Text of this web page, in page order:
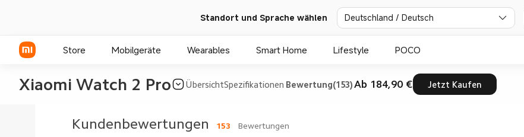
Standort und Sprache wählen Deutschland / Deutsch
Store Mobilgeräte Wearables Smart Home Lifestyle POCO
Xiaomi Watch 2 Pro ÜbersichtSpezifikationen Bewertung(153) Ab 184,90 € Jetzt Kaufen
Kundenbewertungen 153 Bewertungen